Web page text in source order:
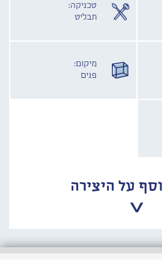
טכניקה:
תבליט
מיקום:
פנים
על היצירה